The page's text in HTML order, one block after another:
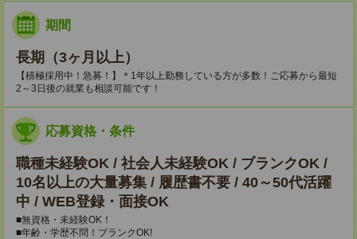
期間
長期（3ヶ月以上）
【積極採用中！急募！】＊1年以上勤務している方が多数！ご応募から最短
2～3日後の就業も相談可能です！
応募資格・条件
職種未経験OK / 社会人未経験OK / ブランクOK /
10名以上の大量募集 / 履歴書不要 / 40～50代活躍
中 / WEB登録・面接OK
■無資格・未経験OK！
■年齢・学歴不問！ブランクOK!